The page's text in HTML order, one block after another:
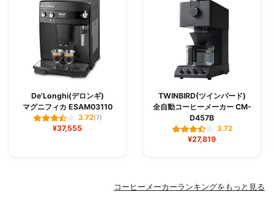
De'Longhi(デロンギ)
マグニフィカ ESAM03110
3.72(7)
¥37,555
TWINBIRD(ツインバード)
全自動コーヒーメーカー CM-
D457B
3.72
¥27,819
コーヒーメーカーランキングをもっと見る